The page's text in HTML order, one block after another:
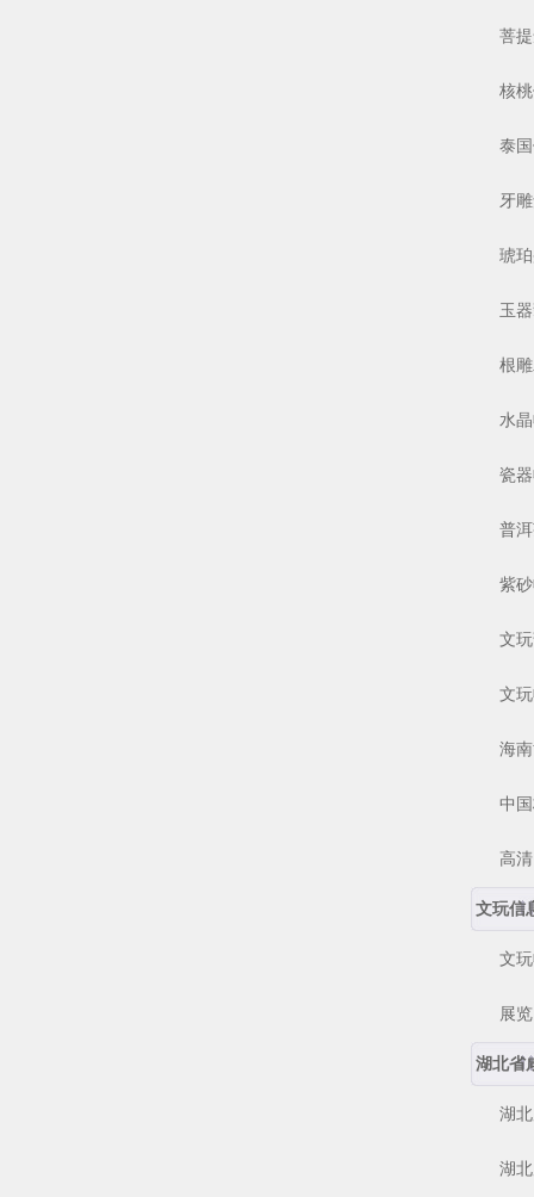
菩提
核桃
泰国
牙雕
琥珀
玉器
根雕
水晶
瓷器
普洱
紫砂
文玩
文玩
海南
中国
高清
文玩信
文玩
展览
湖北省
湖北
湖北